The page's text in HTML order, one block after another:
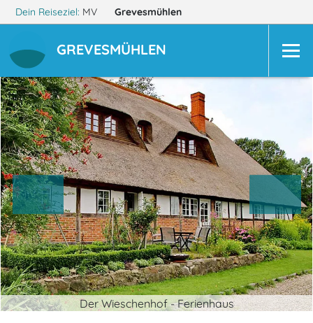
Dein Reiseziel: MV Grevesmühlen
GREVESMÜHLEN
Der Wieschenhof - Ferienhaus